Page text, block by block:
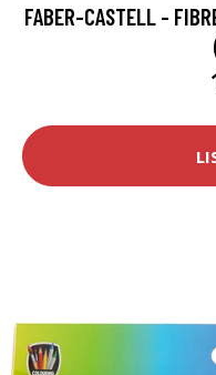
FABER-CASTELL -